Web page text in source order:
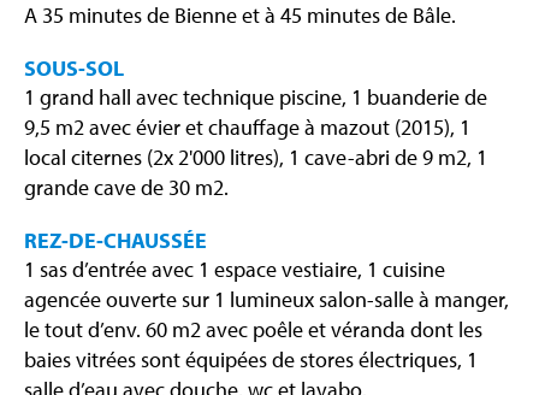
A 35 minutes de Bienne et à 45 minutes de Bâle.
SOUS-SOL
1 grand hall avec technique piscine, 1 buanderie de
9,5 m2 avec évier et chauffage à mazout (2015), 1
local citernes (2x 2'000 litres), 1 cave-abri de 9 m2, 1
grande cave de 30 m2.
REZ-DE-CHAUSSÉE
1 sas d’entrée avec 1 espace vestiaire, 1 cuisine
agencée ouverte sur 1 lumineux salon-salle à manger,
le tout d’env. 60 m2 avec poêle et véranda dont les
baies vitrées sont équipées de stores électriques, 1